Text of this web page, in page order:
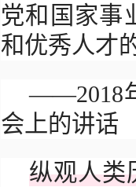
党和国家事
和优秀人才
——2018
会上的讲话
纵观人类